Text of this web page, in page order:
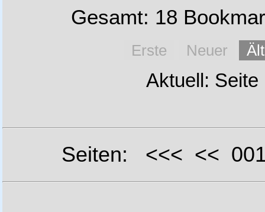
Gesamt: 18
Erste Neuer
Aktuell: Seite
Seiten: <<< <<